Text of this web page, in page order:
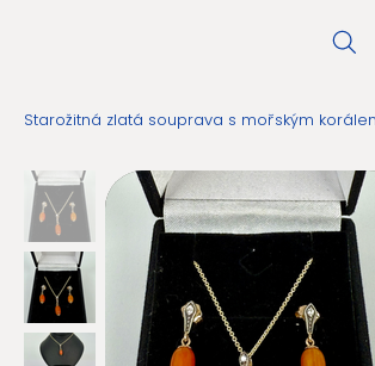
Starožitná zlatá souprava s mořským